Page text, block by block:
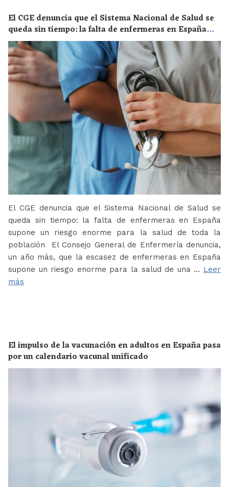
El CGE denuncia que el Sistema Nacional de Salud se
queda sin tiempo: la falta de enfermeras en España
supone un riesgo enorme para la salud de toda la
población
El CGE denuncia que el Sistema Nacional de Salud se
queda sin tiempo: la falta de enfermeras en España
supone un riesgo enorme para la salud de toda la
población El Consejo General de Enfermería denuncia,
un año más, que la escasez de enfermeras en España
supone un riesgo enorme para la salud de una … Leer
más
El impulso de la vacunación en adultos en España pasa
por un calendario vacunal unificado